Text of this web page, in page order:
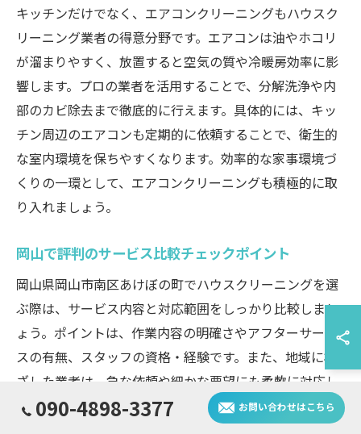
キッチンだけでなく、エアコンクリーニングもハウスク
リーニング業者の得意分野です。エアコンは油やホコリ
が溜まりやすく、放置すると空気の質や冷暖房効率に影
響します。プロの業者を活用することで、分解洗浄や内
部のカビ除去まで徹底的に行えます。具体的には、キッ
チン周辺のエアコンも定期的に依頼することで、衛生的
な室内環境を保ちやすくなります。効率的な家事環境づ
くりの一環として、エアコンクリーニングも積極的に取
り入れましょう。
岡山で評判のサービス比較チェックポイント
岡山県岡山市南区あけぼの町でハウスクリーニングを選
ぶ際は、サービス内容と対応範囲をしっかり比較しまし
ょう。ポイントは、作業内容の明確さやアフターサービ
スの有無、スタッフの資格・経験です。また、地域に根
ざした業者は、急な依頼や細かな要望にも柔軟に対応し
やすい傾向があります。例えば、キッチンだけでなく浴
室やトイレもまとめて依頼できるプランがあるかも比較
090-4898-3377 お問い合わせはこちら